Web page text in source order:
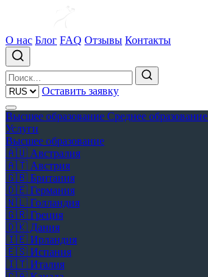
О нас Блог FAQ Отзывы Контакты
Оставить заявку
Высшее образование Среднее образование
Услуги
Высшее образование
🇦🇺 Австралия
🇦🇹 Австрия
🇬🇧 Британия
🇩🇪 Германия
🇳🇱 Голландия
🇬🇷 Греция
🇩🇰 Дания
🇮🇪 Ирландия
🇪🇸 Испания
🇮🇹 Италия